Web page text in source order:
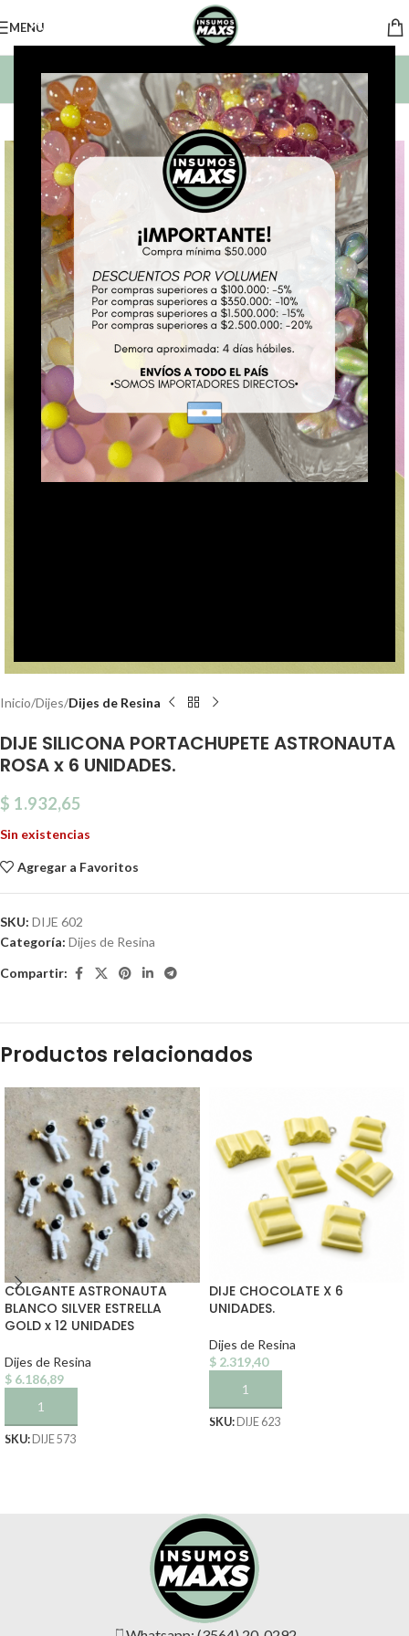
MENU
BUSCAR PRODUCTOS
*
Inicio Dijes Dijes de Resina
DIJE SILICONA PORTACHUPETE ASTRONAUTA
ROSA x 6 UNIDADES.
$ 1.932,65
Sin existencias
Agregar a Favoritos
SKU: DIJE 602
Categoría: Dijes de Resina
Compartir:
Productos relacionados
COLGANTE ASTRONAUTA
BLANCO SILVER ESTRELLA
GOLD x 12 UNIDADES
Dijes de Resina
$ 6.186,89
AÑADIR AL CARRITO
SKU: DIJE 573
DIJE CHOCOLATE X 6
UNIDADES.
Dijes de Resina
$ 2.319,40
AÑADIR AL CARRITO
SKU: DIJE 623